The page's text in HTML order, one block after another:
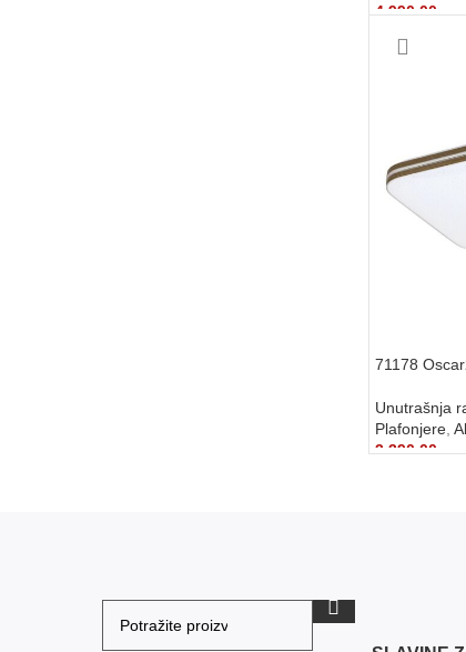
4.990,00
DODAJ U
71178
Unutrašnja
Plafonjere ,
3.390,00